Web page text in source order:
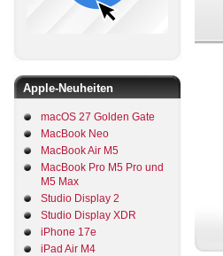
Apple-Neuheiten
macOS 27 Golden Gate
MacBook Neo
MacBook Air M5
MacBook Pro M5 Pro und
M5 Max
Studio Display 2
Studio Display XDR
iPhone 17e
iPad Air M4